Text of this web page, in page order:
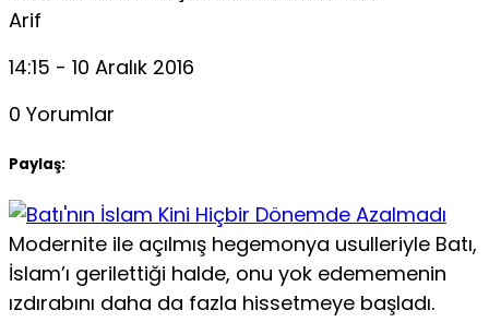
Arif
14:15 - 10 Aralık 2016
0 Yorumlar
Paylaş:
Modernite ile açılmış hegemonya usulleriyle Batı,
İslam’ı gerilettiği halde, onu yok edememenin
ızdırabını daha da fazla hissetmeye başladı.